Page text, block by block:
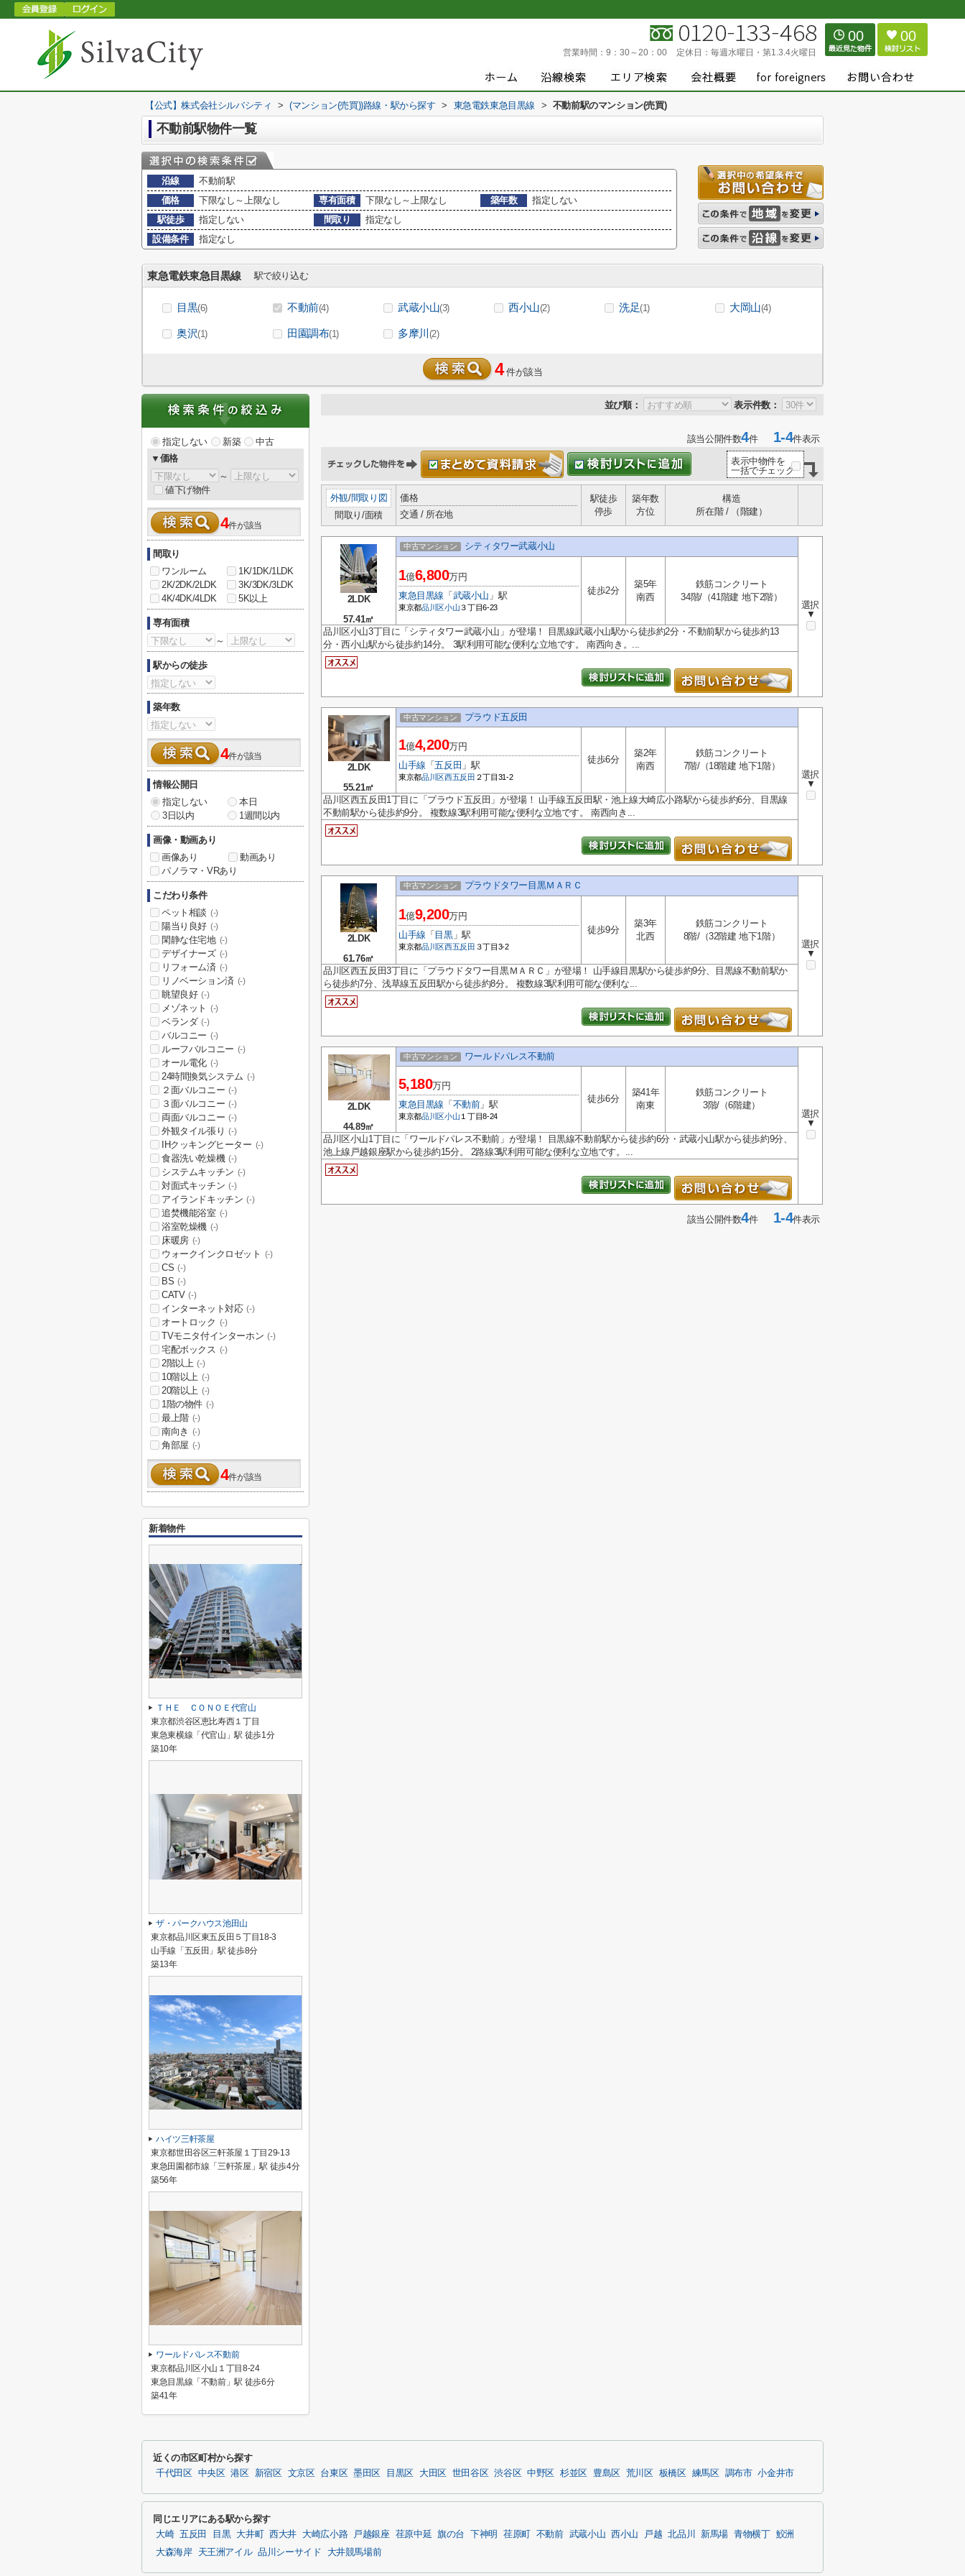
営業時間： 9：30～20：00 定休日： 毎週水曜日・第1.3.4火曜日
00 00
【公式】株式会社シルバシティ > (マンション(売買))路線・駅から探す > 東急電鉄東急目黒線 > 不動前駅のマンション(売買)
不動前駅物件一覧
沿線
不動前駅
価格
下限なし～上限なし 専有面積 下限なし～上限なし 築年数
指定しない
駅徒歩
指定しない 間取り
指定なし
設備条件
指定なし
東急電鉄東急目黒線 駅で絞り込む
目黒(6) 不動前(4) 武蔵小山(3) 西小山(2) 洗足(1) 大岡山(4)
奥沢(1) 田園調布(1) 多摩川 (2)
4 件が該当
並び順： 表示件数：
該当公開件数4件1-4件表示
表示中物件を
一括でチェック
外観/間取り図
間取り/面積
価格
交通 / 所在地
駅徒歩
停歩
築年数
方位
構造
所在階 / （階建）
2LDK
57.41㎡
中古マンション シティタワー武蔵小山
選択
▼
1億6,800万円
東急目黒線 「 武蔵小山 」駅
東京都品川区小山３丁目6-23
徒歩2分
築5年
南西
鉄筋コンクリート
34階/（41階建 地下2階）
品川区小山3丁目に「シティタワー武蔵小山」が登場！ 目黒線武蔵小山駅から徒歩約2分・不動前駅から徒歩約13
分・西小山駅から徒歩約14分。 3駅利用可能な便利な立地です。 南西向き。...
2LDK
55.21㎡
中古マンション プラウド五反田
選択
▼
1億4,200万円
山手線 「五反田 」駅
東京都品川区西五反田 ２丁目31-2
徒歩6分
築2年
南西
鉄筋コンクリート
7階/（18階建 地下1階）
品川区西五反田1丁目に「プラウド五反田」が登場！ 山手線五反田駅・池上線大崎広小路駅から徒歩約6分、目黒線
不動前駅から徒歩約9分。 複数線3駅利用可能な便利な立地です。 南西向き...
2LDK
61.76㎡
中古マンション プラウドタワー目黒ＭＡＲＣ
選択
▼
1億9,200万円
山手線 「 目黒」駅
東京都品川区西五反田 ３丁目3-2
徒歩9分
築3年
北西
鉄筋コンクリート
8階/（32階建 地下1階）
品川区西五反田3丁目に「プラウドタワー目黒ＭＡＲＣ」が登場！ 山手線目黒駅から徒歩約9分、目黒線不動前駅か
ら徒歩約7分、浅草線五反田駅から徒歩約8分。 複数線3駅利用可能な便利な...
2LDK
44.89㎡
中古マンション ワールドパレス不動前
選択
▼
5,180万円
東急目黒線 「 不動前」駅
東京都品川区小山 １丁目8-24
徒歩6分
築41年
南東
鉄筋コンクリート
3階/（6階建）
品川区小山1丁目に「ワールドパレス不動前」が登場！ 目黒線不動前駅から徒歩約6分・武蔵小山駅から徒歩約9分、
池上線戸越銀座駅から徒歩約15分。 2路線3駅利用可能な便利な立地です。...
該当公開件数4件1-4件表示
指定しない 新築
中古
▼価格
～
値下げ物件
4件が該当
間取り
ワンルーム
1K/1DK/1LDK
2K/2DK/2LDK
3K/3DK/3LDK
4K/4DK/4LDK
5K以上
専有面積
～
駅からの徒歩
築年数
4件が該当
情報公開日
指定しない
本日
3日以内
1週間以内
画像・動画あり
画像あり
動画あり
パノラマ・VRあり
こだわり条件
ペット相談 (-)
陽当り良好 (-)
閑静な住宅地 (-)
デザイナーズ (-)
リフォーム済 (-)
リノベーション済 (-)
眺望良好 (-)
メゾネット (-)
ベランダ (-)
バルコニー (-)
ルーフバルコニー (-)
オール電化 (-)
24時間換気システム (-)
２面バルコニー (-)
３面バルコニー (-)
両面バルコニー (-)
外観タイル張り (-)
IHクッキングヒーター (-)
食器洗い乾燥機 (-)
システムキッチン (-)
対面式キッチン (-)
アイランドキッチン (-)
追焚機能浴室 (-)
浴室乾燥機 (-)
床暖房 (-)
ウォークインクロゼット (-)
CS (-)
BS (-)
CATV (-)
インターネット対応 (-)
オートロック (-)
TVモニタ付インターホン (-)
宅配ボックス (-)
2階以上 (-)
10階以上 (-)
20階以上 (-)
1階の物件 (-)
最上階 (-)
南向き (-)
角部屋 (-)
4件が該当
新着物件
ＴＨＥ ＣＯＮＯＥ代官山
東京都渋谷区恵比寿西１丁目
東急東横線「代官山」駅 徒歩1分
築10年
ザ・パークハウス池田山
東京都品川区東五反田５丁目18-3
山手線「五反田」駅 徒歩8分
築13年
ハイツ三軒茶屋
東京都世田谷区三軒茶屋１丁目29-13
東急田園都市線「三軒茶屋」駅 徒歩4分
築56年
ワールドパレス不動前
東京都品川区小山１丁目8-24
東急目黒線「不動前」駅 徒歩6分
築41年
近くの市区町村から探す
千代田区 中央区 港区 新宿区 文京区 台東区 墨田区 目黒区 大田区 世田谷区 渋谷区 中野区 杉並区 豊島区 荒川区 板橋区 練馬区 調布市 小金井市
同じエリアにある駅から探す
大崎 五反田 目黒 大井町 西大井 大崎広小路 戸越銀座 荏原中延 旗の台 下神明 荏原町 不動前 武蔵小山 西小山 戸越 北品川 新馬場 青物横丁 鮫洲
大森海岸
天王洲アイル 品川シーサイド 大井競馬場前